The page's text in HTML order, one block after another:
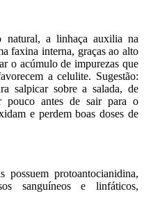
natural, a linhaça auxilia na
faxina interna, graças ao alto
o acúmulo de impurezas que
a celulite. Sugestão:
salpicar sobre a salada, de
pouco antes de sair para o
e perdem boas doses de
protoantocianidina,
sanguíneos e linfáticos,